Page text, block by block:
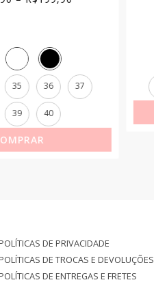
34 35 36
COMPRAR
DE PRIVACIDADE
DE TROCAS E DEVOLUÇÕES
DE ENTREGAS E FRETES